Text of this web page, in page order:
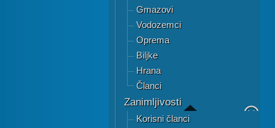
Gmazovi
Vodozemci
Oprema
Biljke
Hrana
Članci
Zanimljivosti
Korisni članci